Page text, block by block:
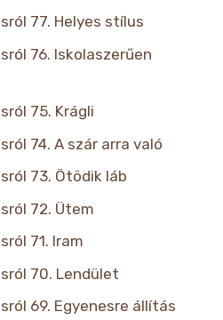
77. Helyes stílus
76. Iskolaszerűen
75. Krágli
74. A szár arra való
73. Ötödik láb
72. Ütem
71. Iram
70. Lendület
69. Egyenesre állítás